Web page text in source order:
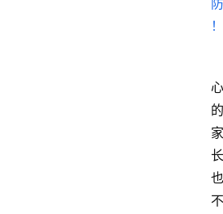
心
的
家
长
也
不